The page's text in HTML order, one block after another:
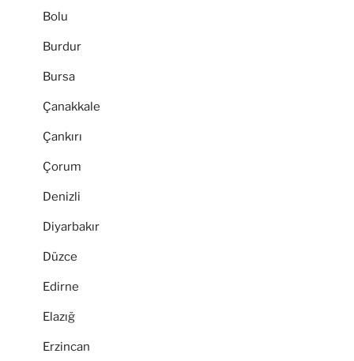
Bolu
Burdur
Bursa
Çanakkale
Çankırı
Çorum
Denizli
Diyarbakır
Düzce
Edirne
Elazığ
Erzincan